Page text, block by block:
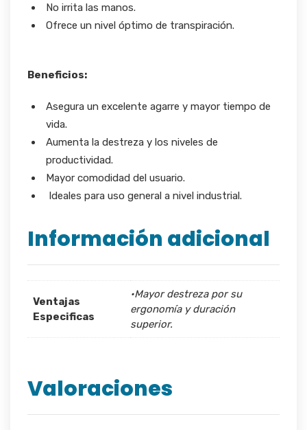
No irrita las manos.
Ofrece un nivel óptimo de transpiración.
Beneficios:
Asegura un excelente agarre y mayor tiempo de
vida.
Aumenta la destreza y los niveles de
productividad.
Mayor comodidad del usuario.
Ideales para uso general a nivel industrial.
Información adicional
Ventajas
Especificas
•Mayor destreza por su
ergonomía y duración
superior.
Valoraciones